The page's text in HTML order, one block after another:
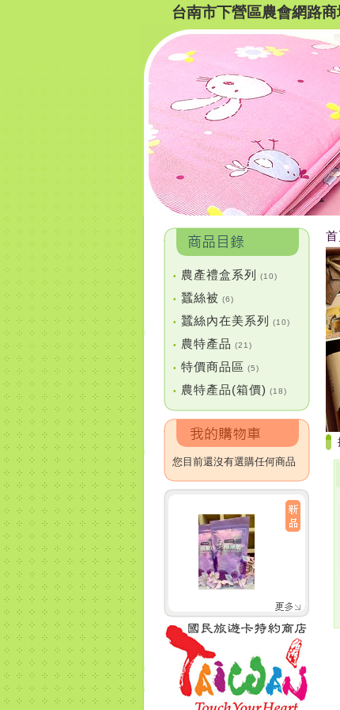
台南市下營區農會網路商
• 農產禮盒系列 (10)
• 蠶絲被 (6)
• 蠶絲內在美系列 (10)
• 農特產品 (21)
• 特價商品區 (5)
• 農特產品(箱價) (18)
您目前還沒有選購任何商品